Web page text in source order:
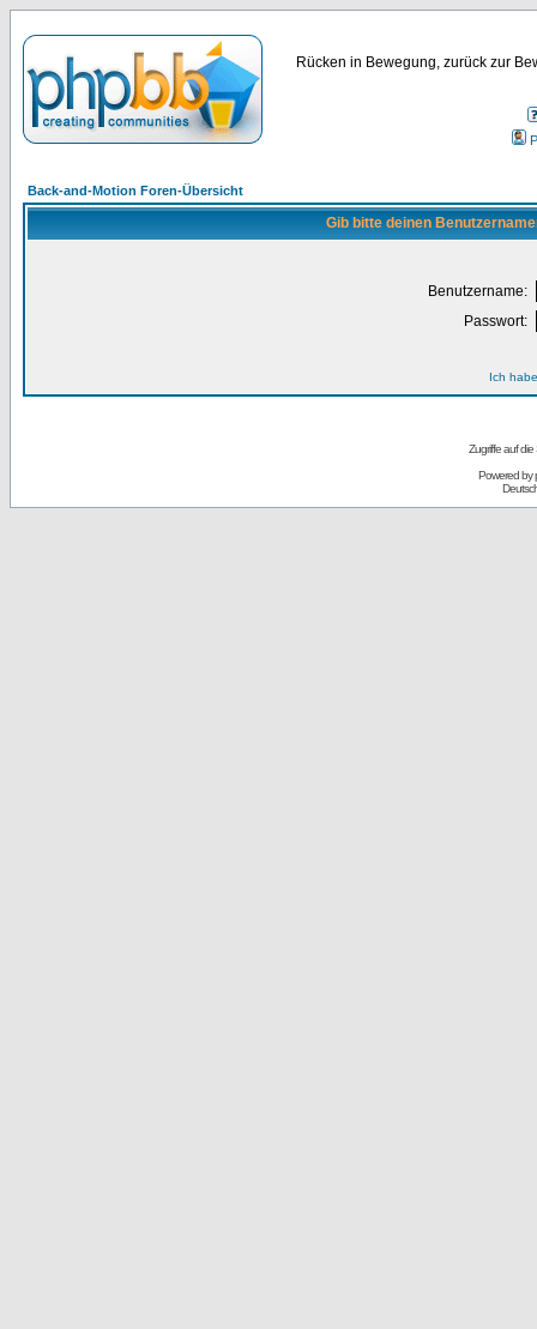
Rücken in Bewegung, zurück zur
Back-and-Motion Foren-Übersicht
Gib bitte deinen
Benutzername:
Passwort:
Ich
Zugriffe auf
Powered by